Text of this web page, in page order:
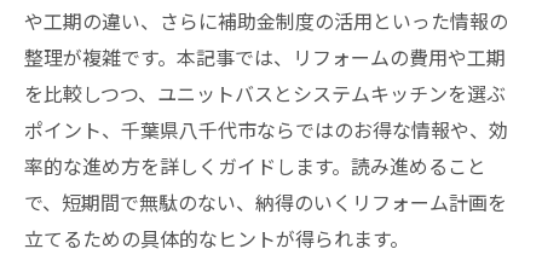
や工期の違い、さらに補助金制度の活用といった情報の
整理が複雑です。本記事では、リフォームの費用や工期
を比較しつつ、ユニットバスとシステムキッチンを選ぶ
ポイント、千葉県八千代市ならではのお得な情報や、効
率的な進め方を詳しくガイドします。読み進めること
で、短期間で無駄のない、納得のいくリフォーム計画を
立てるための具体的なヒントが得られます。